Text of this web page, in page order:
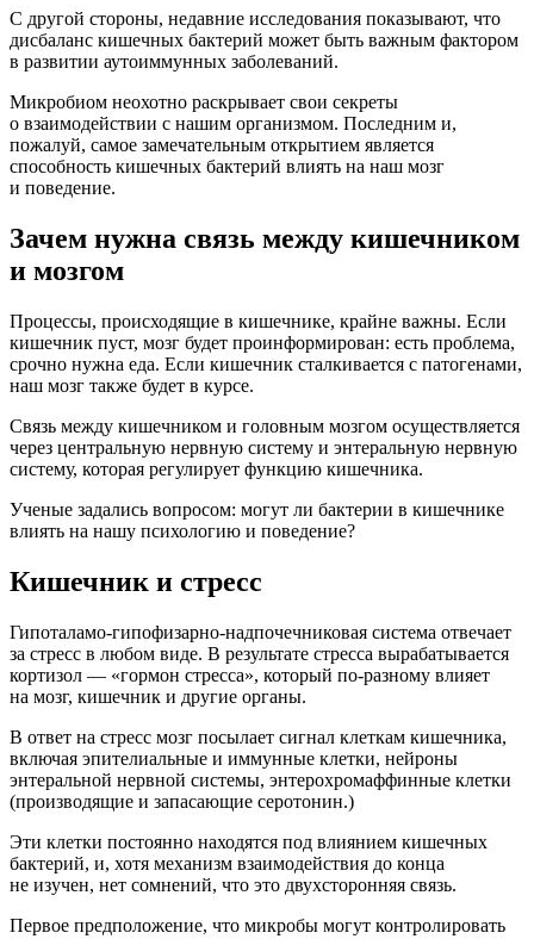
С другой стороны, недавние исследования показывают, что
дисбаланс кишечных бактерий может быть важным фактором
в развитии аутоиммунных заболеваний.
Микробиом неохотно раскрывает свои секреты
о взаимодействии с нашим организмом. Последним и,
пожалуй, самое замечательным открытием является
способность кишечных бактерий влиять на наш мозг
и поведение.
Зачем нужна связь между кишечником
и мозгом
Процессы, происходящие в кишечнике, крайне важны. Если
кишечник пуст, мозг будет проинформирован: есть проблема,
срочно нужна еда. Если кишечник сталкивается с патогенами,
наш мозг также будет в курсе.
Связь между кишечником и головным мозгом осуществляется
через центральную нервную систему и энтеральную нервную
систему, которая регулирует функцию кишечника.
Ученые задались вопросом: могут ли бактерии в кишечнике
влиять на нашу психологию и поведение?
Кишечник и стресс
Гипоталамо-гипофизарно-надпочечниковая система отвечает
за стресс в любом виде. В результате стресса вырабатывается
кортизол — «гормон стресса», который по-разному влияет
на мозг, кишечник и другие органы.
В ответ на стресс мозг посылает сигнал клеткам кишечника,
включая эпителиальные и иммунные клетки, нейроны
энтеральной нервной системы, энтерохромаффинные клетки
(производящие и запасающие серотонин.)
Эти клетки постоянно находятся под влиянием кишечных
бактерий, и, хотя механизм взаимодействия до конца
не изучен, нет сомнений, что это двухсторонняя связь.
Первое предположение, что микробы могут контролировать